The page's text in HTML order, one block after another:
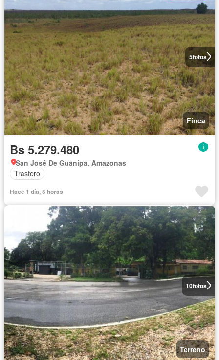
5fotos
Finca
Bs 5.279.480
San José De Guanipa, Amazonas
Trastero
Hace 1 día, 5 horas
10fotos
Terreno